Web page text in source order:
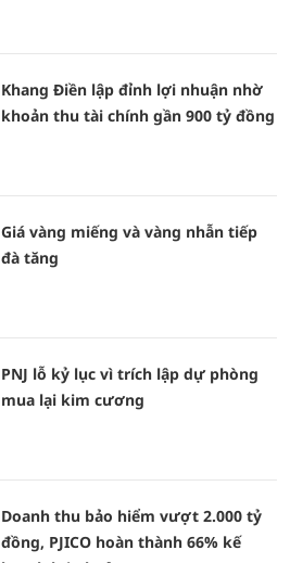
Khang Điền lập đỉnh lợi nhuận nhờ
khoản thu tài chính gần 900 tỷ đồng
Giá vàng miếng và vàng nhẫn tiếp
đà tăng
PNJ lỗ kỷ lục vì trích lập dự phòng
mua lại kim cương
Doanh thu bảo hiểm vượt 2.000 tỷ
đồng, PJICO hoàn thành 66% kế